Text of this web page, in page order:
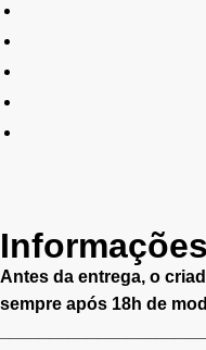
Informações
Antes da entrega, o
sempre após 18h de